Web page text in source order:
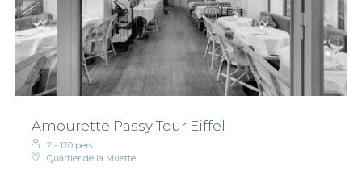
Amourette Passy Tour Eiffel
2 - 120 pers.
Quartier de la Muette